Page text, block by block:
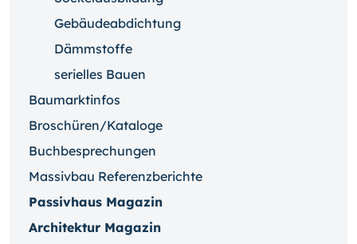
Gebäudeabdichtung
Dämmstoffe
serielles Bauen
Baumarktinfos
Broschüren/Kataloge
Buchbesprechungen
Massivbau Referenzberichte
Passivhaus Magazin
Architektur Magazin